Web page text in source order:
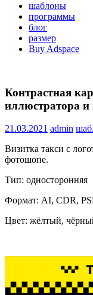
шаблоны
программы
блог
размер
Buy Adspace
Контрастная
иллюстратора и
21.03.2021 admin
Визитка такси с
фотошопе.
Тип: односторонняя
Формат: AI, CDR,
Цвет: жёлтый,